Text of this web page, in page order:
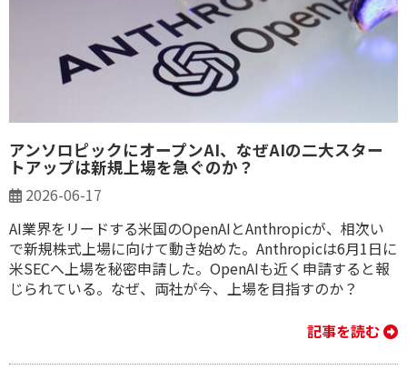
アンソロピックにオープンAI、なぜAIの二大スター
トアップは新規上場を急ぐのか？
2026-06-17
AI業界をリードする米国のOpenAIとAnthropicが、相次い
で新規株式上場に向けて動き始めた。Anthropicは6月1日に
米SECへ上場を秘密申請した。OpenAIも近く申請すると報
じられている。なぜ、両社が今、上場を目指すのか？
記事を読む